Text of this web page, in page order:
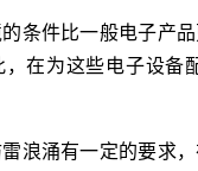
条件比一般电子产
在为这些电子设
浪涌有一定的要求